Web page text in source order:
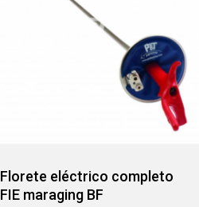
Florete eléctrico completo
FIE maraging BF